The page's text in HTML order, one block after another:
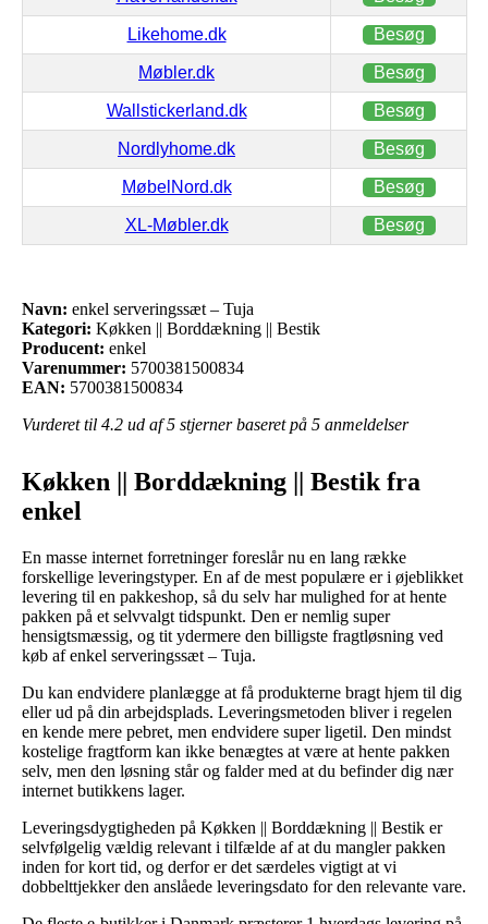
Likehome.dk Besøg
Møbler.dk Besøg
Wallstickerland.dk Besøg
Nordlyhome.dk Besøg
MøbelNord.dk Besøg
XL-Møbler.dk Besøg
Navn: enkel serveringssæt – Tuja
Kategori: Køkken || Borddækning || Bestik
Producent: enkel
Varenummer: 5700381500834
EAN: 5700381500834
Vurderet til 4.2 ud af 5 stjerner baseret på 5 anmeldelser
Køkken || Borddækning || Bestik fra
enkel
En masse internet forretninger foreslår nu en lang række
forskellige leveringstyper. En af de mest populære er i øjeblikket
levering til en pakkeshop, så du selv har mulighed for at hente
pakken på et selvvalgt tidspunkt. Den er nemlig super
hensigtsmæssig, og tit ydermere den billigste fragtløsning ved
køb af enkel serveringssæt – Tuja.
Du kan endvidere planlægge at få produkterne bragt hjem til dig
eller ud på din arbejdsplads. Leveringsmetoden bliver i regelen
en kende mere pebret, men endvidere super ligetil. Den mindst
kostelige fragtform kan ikke benægtes at være at hente pakken
selv, men den løsning står og falder med at du befinder dig nær
internet butikkens lager.
Leveringsdygtigheden på Køkken || Borddækning || Bestik er
selvfølgelig vældig relevant i tilfælde af at du mangler pakken
inden for kort tid, og derfor er det særdeles vigtigt at vi
dobbelttjekker den anslåede leveringsdato for den relevante vare.